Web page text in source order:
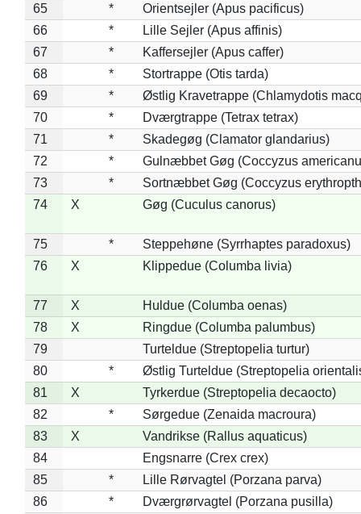
65
*
Orientsejler (Apus pacificus)
66
*
Lille Sejler (Apus affinis)
67
*
Kaffersejler (Apus caffer)
68
*
Stortrappe (Otis tarda)
69
*
Østlig Kravetrappe (Chlamydotis
70
*
Dværgtrappe (Tetrax tetrax)
71
*
Skadegøg (Clamator glandarius)
72
*
Gulnæbbet Gøg (Coccyzus
73
*
Sortnæbbet Gøg (Coccyzus
74
X Gøg (Cuculus canorus)
75 *
Steppehøne (Syrrhaptes paradoxus)
76
X Klippedue (Columba livia)
77 X
Huldue (Columba oenas)
78
X
Ringdue (Columba palumbus)
79
Turteldue (Streptopelia turtur)
80
*
Østlig Turteldue (Streptopelia
81
X
Tyrkerdue (Streptopelia decaocto)
82
*
Sørgedue (Zenaida macroura)
83
X
Vandrikse (Rallus aquaticus)
84
Engsnarre (Crex crex)
85
*
Lille Rørvagtel (Porzana parva)
86
*
Dværgrørvagtel (Porzana pusilla)